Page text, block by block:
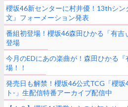
櫻坂46新センターに村井優！13thシ
文』フォーメーション発表
番組初登場！櫻坂46森田ひかる「有吉
登場
今月のEDにあの楽曲が！森田ひかる
場！！
発売日も解禁！櫻坂46公式TCG「櫻
ト-」生配信特番アーカイブ配信中